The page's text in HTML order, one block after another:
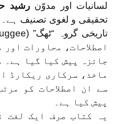
لسانیات اور مدوّنرشید
تحقیقی و لغوی تصنیف
اصطلاحات، محاورات
جائزہ پیش کیا گیا ہے۔
ماخذ، سرکاری ریکارڈ
سے ان اصطلاحات کو
پیش کیا ہے۔
یہ کتاب صرف ایک لغت